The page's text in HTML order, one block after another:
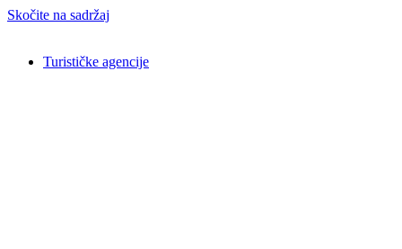
Skočite na sadržaj
Turističke agencije